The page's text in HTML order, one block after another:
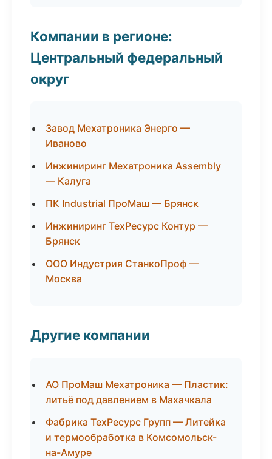
Компании в регионе:
Центральный федеральный
округ
Завод Мехатроника Энерго —
Иваново
Инжиниринг Мехатроника Assembly
— Калуга
ПК Industrial ПроМаш — Брянск
Инжиниринг ТехРесурс Контур —
Брянск
ООО Индустрия СтанкоПроф —
Москва
Другие компании
АО ПроМаш Мехатроника — Пластик:
литьё под давлением в Махачкала
Фабрика ТехРесурс Групп — Литейка
и термообработка в Комсомольск-
на-Амуре